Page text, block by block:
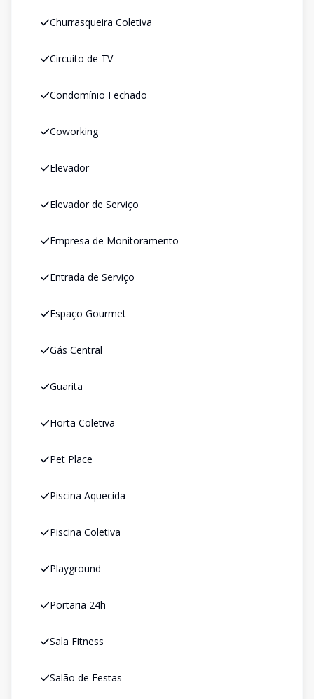
Churrasqueira Coletiva
Circuito de TV
Condomínio Fechado
Coworking
Elevador
Elevador de Serviço
Empresa de Monitoramento
Entrada de Serviço
Espaço Gourmet
Gás Central
Guarita
Horta Coletiva
Pet Place
Piscina Aquecida
Piscina Coletiva
Playground
Portaria 24h
Sala Fitness
Salão de Festas